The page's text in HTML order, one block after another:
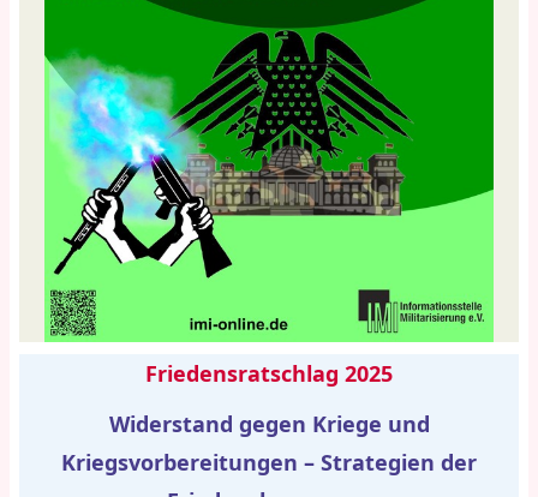
Friedensratschlag 2025
Widerstand gegen Kriege und
Kriegsvorbereitungen – Strategien der